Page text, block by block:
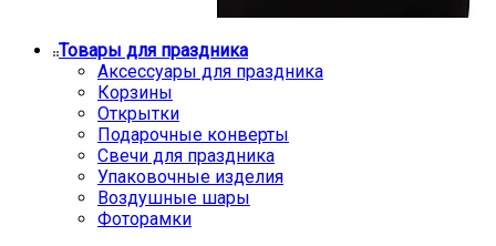
Товары для праздника
Аксессуары для праздника
Корзины
Открытки
Подарочные конверты
Свечи для праздника
Упаковочные изделия
Воздушные шары
Фоторамки